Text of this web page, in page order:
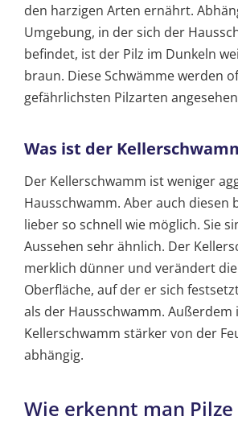
den harzigen Arten ernährt.
Umgebung, in der sich der
befindet, ist der Pilz im Dunkeln
braun. Diese Schwämme werden
gefährlichsten Pilzarten
Was ist der
Der Kellerschwamm ist weniger
Hausschwamm. Aber auch diesen
lieber so schnell wie möglich. Sie
Aussehen sehr ähnlich. Der
merklich dünner und verändert
Oberfläche, auf der er sich
als der Hausschwamm. Außerdem
Kellerschwamm stärker von der
abhängig.
Wie erkennt man Pilze